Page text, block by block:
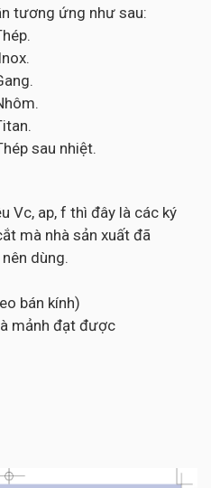
tương ứng như sau:
sau nhiệt.
Vc, ap, f thì đây là các ký
mà nhà sản xuất đã
dùng.
bán kính)
mảnh đạt được